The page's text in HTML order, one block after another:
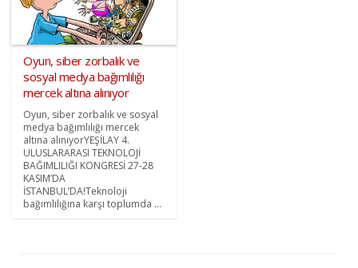
Oyun, siber zorbalık ve
sosyal medya bağımlılığı
mercek altına alınıyor
Oyun, siber zorbalık ve sosyal
medya bağımlılığı mercek
altına alınıyorYEŞİLAY 4.
ULUSLARARASI TEKNOLOJİ
BAĞIMLILIĞI KONGRESİ 27-28
KASIM’DA
İSTANBUL’DA!Teknoloji
bağımlılığına karşı toplumda ...